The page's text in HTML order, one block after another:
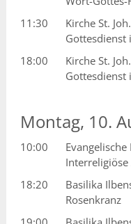
11:30
Kirche St.
Gottesdienst
18:00
Kirche St.
Gottesdienst
Montag, 10.
10:00
Interreligiöse
18:20
Basilika
Rosenkranz